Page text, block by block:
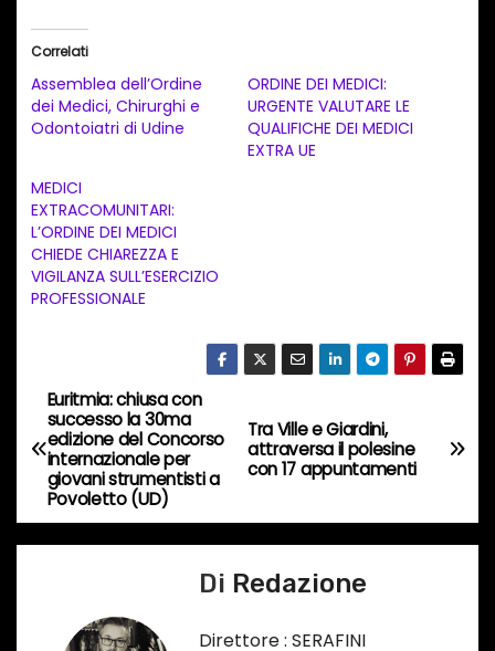
a
m
n
t
o
i
r
s
o
…
Correlati
Assemblea dell’Ordine
dei Medici, Chirurghi e
Odontoiatri di Udine
ORDINE DEI MEDICI:
URGENTE VALUTARE LE
QUALIFICHE DEI MEDICI
EXTRA UE
MEDICI
EXTRACOMUNITARI:
L’ORDINE DEI MEDICI
CHIEDE CHIAREZZA E
VIGILANZA SULL’ESERCIZIO
PROFESSIONALE
N
a
v
i
Tra Ville e Giardini,
attraversa il polesine
con 17 appuntamenti
Euritmia: chiusa con
successo la 30ma
edizione del Concorso
internazionale per
giovani strumentisti a
Povoletto (UD)
Di Redazione
Direttore : SERAFINI